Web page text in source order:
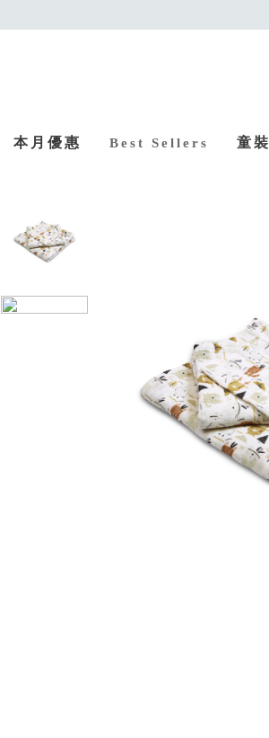
本月優惠 Best Sellers 童裝